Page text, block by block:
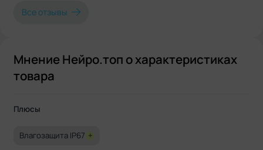
Все отзывы
Мнение Нейро.топ о характеристиках
товара
Плюсы
Влагозащита IP67 +